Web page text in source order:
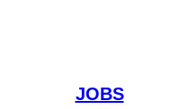
JOBS